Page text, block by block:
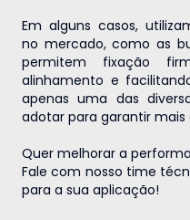
Em alguns casos,
no mercado, como as
permitem fixação
alinhamento e
apenas uma das
adotar para garantir
Quer melhorar a
Fale com nosso time
para a sua aplicação!